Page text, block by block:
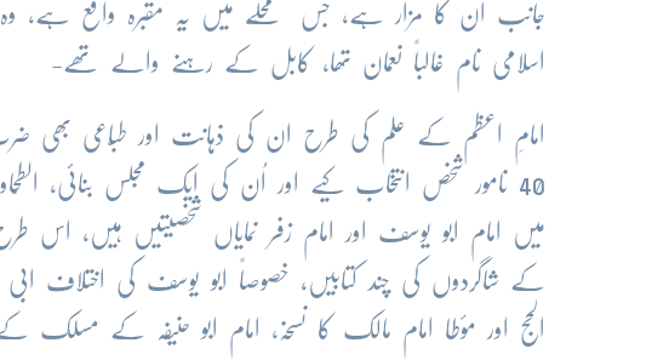
جانب اُن کا مزار ہے، جس محلّے میں یہ مقبرہ واقع ہے،
اسلامی نام غالباً نعمان تھا، کابل کے رہنے والے تھے-
امامِ اعظم کے علم کی طرح ان کی ذہانت اور طبّاعی بھی
40 نامور شخص انتخاب کیے اور اُن کی ایک مجلس
میں امام ابو یوسف اور امام زفر نمایاں شخصیتیں ہیں، اس
کے شاگردوں کی چند کتابیں، خصوصاً ابو یوسف کی اختلاف ابی
الحج اور مؤطا امام مالک کا نسخہ، امام ابو حنیفہ کے مسلک